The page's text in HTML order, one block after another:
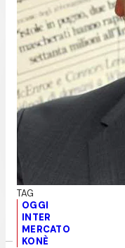
OGGI
INTER
MERCATO
KONÈ